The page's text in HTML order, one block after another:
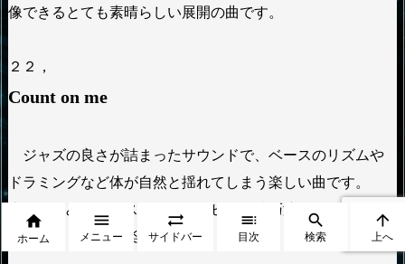
像できるとても素晴らしい展開の曲です。
２２，
Count on me
ジャズの良さが詰まったサウンドで、ベースのリズムや
ドラミングなど体が自然と揺れてしまう楽しい曲です。
上原ひろみさんのスペシャルなピアノ技巧演奏とサックス
のノリノリ演奏が楽しめます。

ホーム

メニュー

サイドバー

目次

検索

上へ